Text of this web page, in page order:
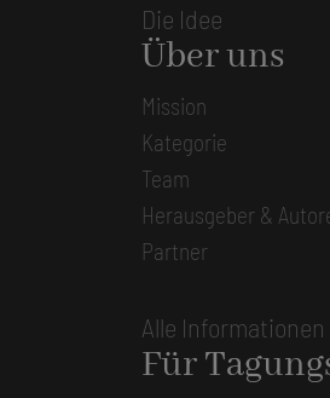
Die Idee
Über uns
Mission
Kategorie
Team
Herausgeber &
Partner
Alle Informationen
Für